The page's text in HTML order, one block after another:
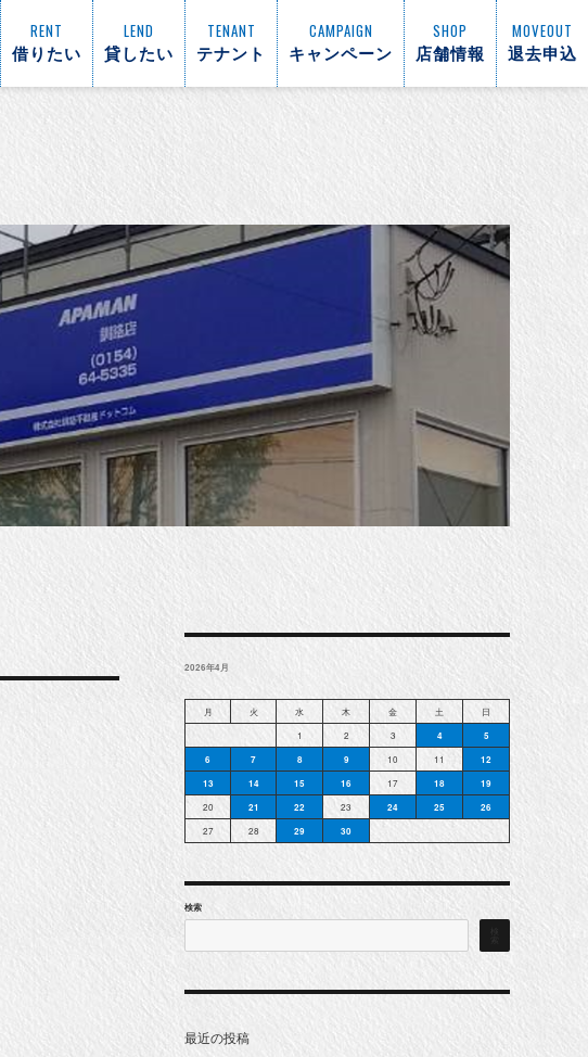
RENT
借りたい
LEND
貸したい
TENANT
テナント
CAMPAIGN
キャンペーン
SHOP
店舗情報
MOVEOUT
退去申込
2026年4月
月 火 水 木 金 土
日
1
2 3 4
5
6
7 8 9 10 11
12
13
14 15 16 17 18
19
20
21 22 23 24 25
26
27
28 29 30
検索
最近の投稿